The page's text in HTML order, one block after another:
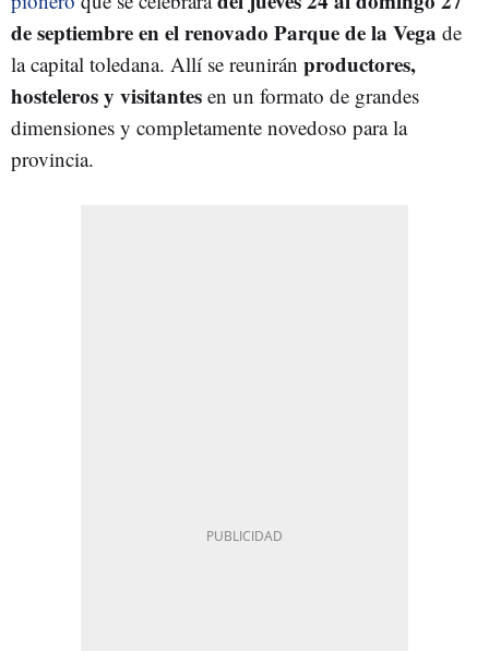
de septiembre en el renovado Parque de la Vega de
la capital toledana. Allí se reunirán productores,
hosteleros y visitantes en un formato de grandes
dimensiones y completamente novedoso para la
provincia.